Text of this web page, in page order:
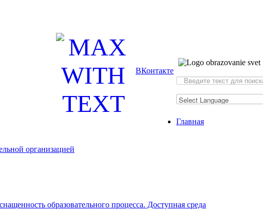
ВКонтакте
Искать...
Главная
организацией
образовательного процесса. Доступная среда